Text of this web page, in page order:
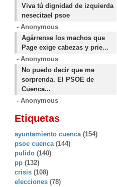
Viva tú dignidad de izquierda
nesecitael psoe
- Anonymous
Agárrense los machos que
Page exige cabezas y prie...
- Anonymous
No puedo decir que me
sorprenda. El PSOE de
Cuenca...
- Anonymous
Etiquetas
ayuntamiento cuenca (154)
psoe cuenca (144)
pulido (140)
pp (132)
crisis (108)
elecciones (78)